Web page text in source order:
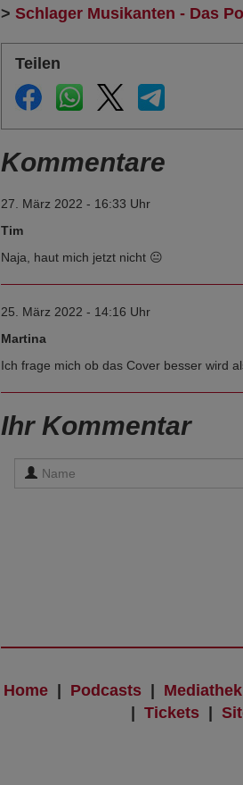
> Schlager Musikanten - Das
Teilen
Kommentare
27. März 2022 - 16:33 Uhr
Tim
Naja, haut mich jetzt nicht 😐
25. März 2022 - 14:16 Uhr
Martina
Ich frage mich ob das Cover besser wird
Ihr Kommentar
Home
Podcasts Mediathek
Tickets|